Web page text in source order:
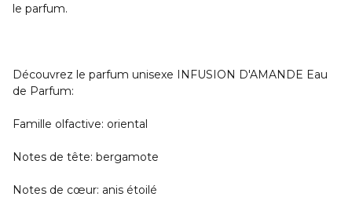
le parfum.
Découvrez le parfum unisexe INFUSION D'AMANDE Eau
de Parfum:
Famille olfactive: oriental
Notes de tête: bergamote
Notes de cœur: anis étoilé